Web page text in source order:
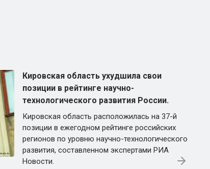
Кировская область ухудшила свои
позиции в рейтинге научно-
технологического развития России.
Кировская область расположилась на 37-й
позиции в ежегодном рейтинге российских
регионов по уровню научно-технологического
развития, составленном экспертами РИА
Новости.